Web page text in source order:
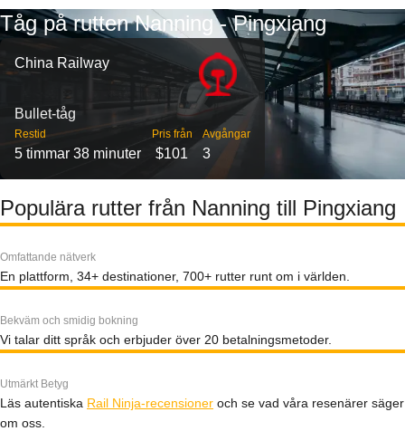
Tåg på rutten Nanning - Pingxiang
China Railway
Bullet-tåg
Restid
5 timmar 38 minuter
Pris från
$101
Avgångar
3
Populära rutter från Nanning till Pingxiang
Omfattande nätverk
En plattform, 34+ destinationer, 700+ rutter runt om i världen.
Bekväm och smidig bokning
Vi talar ditt språk och erbjuder över 20 betalningsmetoder.
Utmärkt Betyg
Läs autentiska Rail Ninja-recensioner och se vad våra resenärer säger
om oss.